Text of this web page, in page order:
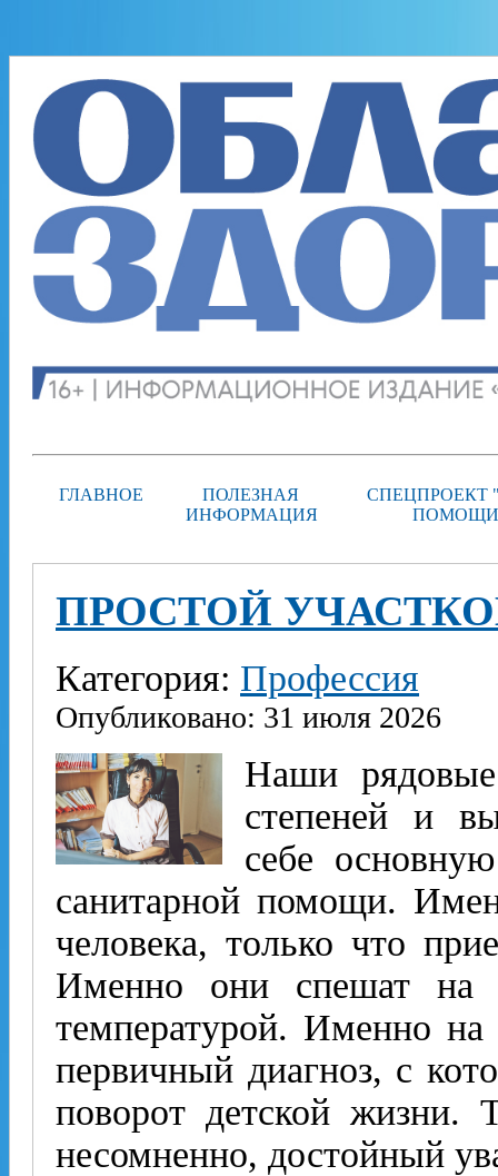
ГЛАВНОЕ
ПОЛЕЗНАЯ
ИНФОРМАЦИЯ
СПЕЦПРОЕКТ
ПРОСТОЙ
Категория: Профессия
Опубликовано: 31 июля 2026
Наши рядовые
степеней и
себе
санитарной помощи.
человека, только что
Именно они спешат на
температурой. Именно на
первичный диагноз, с
поворот детской жизни.
несомненно, достойный